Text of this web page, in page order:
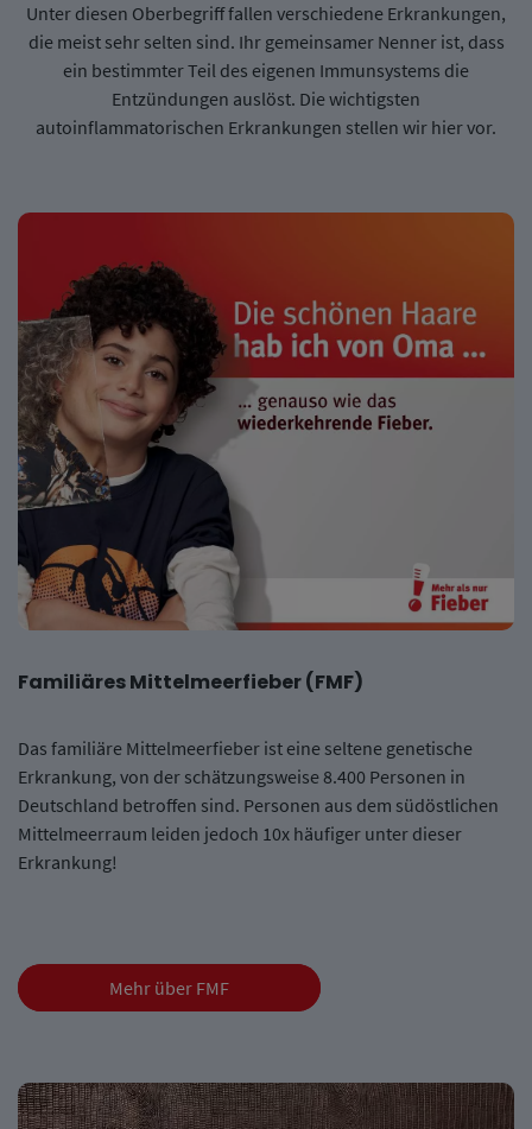
Unter diesen Oberbegriff fallen verschiedene Erkrankungen,
die meist sehr selten sind. Ihr gemeinsamer Nenner ist, dass
ein bestimmter Teil des eigenen Immunsystems die
Entzündungen auslöst. Die wichtigsten
autoinflammatorischen Erkrankungen stellen wir hier vor.
Familiäres Mittelmeerfieber (FMF)
Das familiäre Mittelmeerfieber ist eine seltene genetische
Erkrankung, von der schätzungsweise 8.400 Personen in
Deutschland betroffen sind. Personen aus dem südöstlichen
Mittelmeerraum leiden jedoch 10x häufiger unter dieser
Erkrankung!
Mehr über FMF